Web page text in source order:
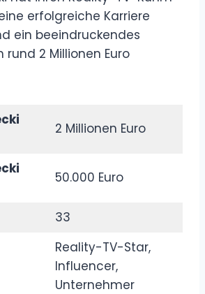
erfolgreiche Karriere
ein beeindruckendes
2 Millionen Euro
2 Millionen Euro
50.000 Euro
33
Reality-TV-Star,
Influencer,
Unternehmer